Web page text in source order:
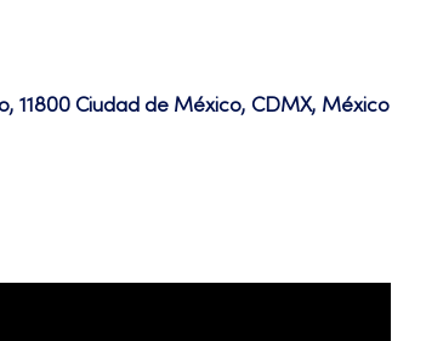
11800 Ciudad de México, CDMX, México